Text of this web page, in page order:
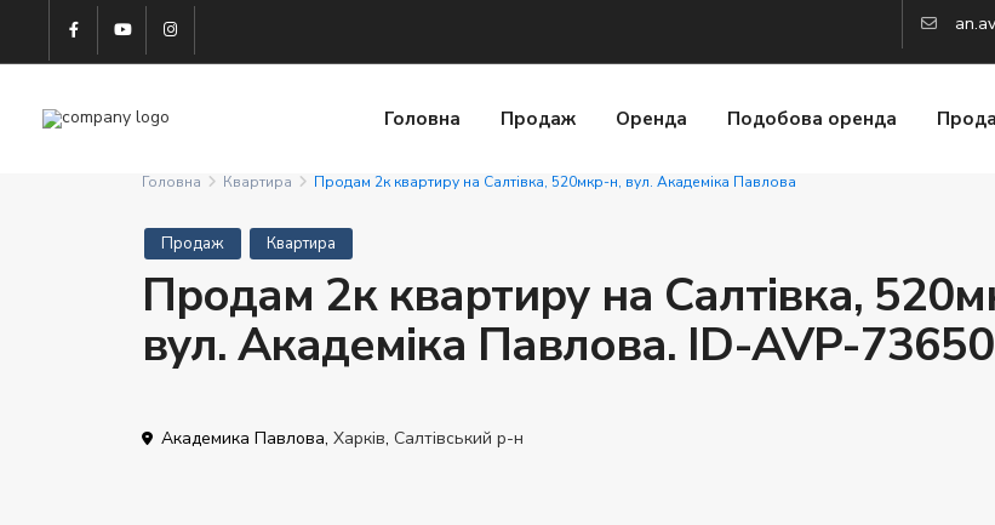
Головна Продаж Оренда Подобова оренда
Головна Квартира Продам 2к квартиру на Салтівка, 520мкр-н, вул. Академіка Павлова
Продаж Квартира
Продам 2к квартиру на Салтівка,
вул. Академіка Павлова. ID-AVP-
Академика Павлова, Харків, Салтівський р-н